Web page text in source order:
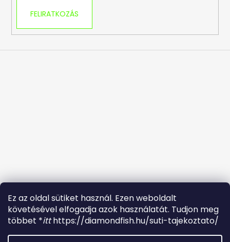
Ez az oldal sütiket használ. Ezen weboldalt
követésével elfogadja azok használatát. Tudjon meg
többet *itt https://diamondfish.hu/suti-tajekoztato/
FELIRATKOZÁS
Facebook